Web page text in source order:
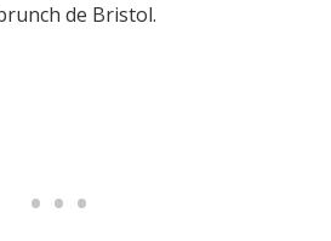
de Bristol.